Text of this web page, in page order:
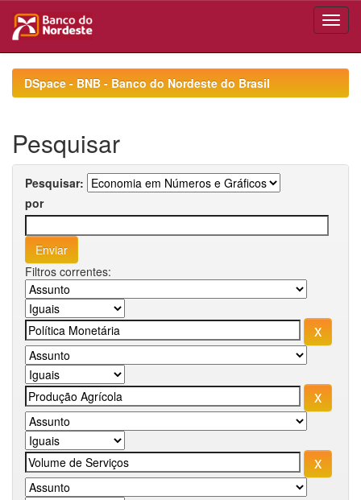
navigationDSpace - BNB - Banco do Nordeste do Brasil
Pesquisar
Pesquisar:
por
Filtros correntes: